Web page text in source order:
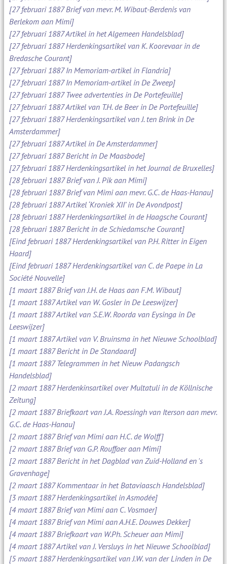
[27 februari 1887 Brief van mevr. M. Wibaut-Berdenis van
Berlekom aan Mimi]
[27 februari 1887 Artikel in het Algemeen Handelsblad]
[27 februari 1887 Herdenkingsartikel van K. Koorevaar in de
Bredasche Courant]
[27 februari 1887 In Memoriam-artikel in Flandria]
[27 februari 1887 In Memoriam-artikel in De Zweep]
[27 februari 1887 Twee advertenties in De Portefeuille]
[27 februari 1887 Artikel van T.H. de Beer in De Portefeuille]
[27 februari 1887 Herdenkingsartikel van J. ten Brink in De
Amsterdammer]
[27 februari 1887 Artikel in De Amsterdammer]
[27 februari 1887 Bericht in De Maasbode]
[27 februari 1887 Herdenkingsartikel in het Journal de Bruxelles]
[28 februari 1887 Brief van J. Pik aan Mimi]
[28 februari 1887 Brief van Mimi aan mevr. G.C. de Haas-Hanau]
[28 februari 1887 Artikel ‘Kroniek XII’ in De Avondpost]
[28 februari 1887 Herdenkingsartikel in de Haagsche Courant]
[28 februari 1887 Bericht in de Schiedamsche Courant]
[Eind februari 1887 Herdenkingsartikel van P.H. Ritter in Eigen
Haard]
[Eind februari 1887 Herdenkingsartikel van C. de Paepe in La
Société Nouvelle]
[1 maart 1887 Brief van J.H. de Haas aan F.M. Wibaut]
[1 maart 1887 Artikel van W. Gosler in De Leeswijzer]
[1 maart 1887 Artikel van S.E.W. Roorda van Eysinga in De
Leeswijzer]
[1 maart 1887 Artikel van V. Bruinsma in het Nieuwe Schoolblad]
[1 maart 1887 Bericht in De Standaard]
[1 maart 1887 Telegrammen in het Nieuw Padangsch
Handelsblad]
[2 maart 1887 Herdenkinsartikel over Multatuli in de Köllnische
Zeitung]
[2 maart 1887 Briefkaart van J.A. Roessingh van Iterson aan mevr.
G.C. de Haas-Hanau]
[2 maart 1887 Brief van Mimi aan H.C. de Wolff]
[2 maart 1887 Brief van G.P. Rouffaer aan Mimi]
[2 maart 1887 Bericht in het Dagblad van Zuid-Holland en 's
Gravenhage]
[2 maart 1887 Kommentaar in het Bataviaasch Handelsblad]
[3 maart 1887 Herdenkingsartikel in Asmodée]
[4 maart 1887 Brief van Mimi aan C. Vosmaer]
[4 maart 1887 Brief van Mimi aan A.H.E. Douwes Dekker]
[4 maart 1887 Briefkaart van W.Ph. Scheuer aan Mimi]
[4 maart 1887 Artikel van J. Versluys in het Nieuwe Schoolblad]
[5 maart 1887 Herdenkingsartikel van J.W. van der Linden in De